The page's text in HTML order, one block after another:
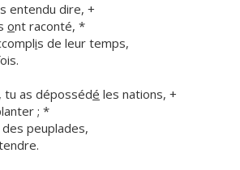
entendu dire, +
ont raconté, *
is de leur temps,
tu as dépossédé les nations, +
; *
des peuplades,